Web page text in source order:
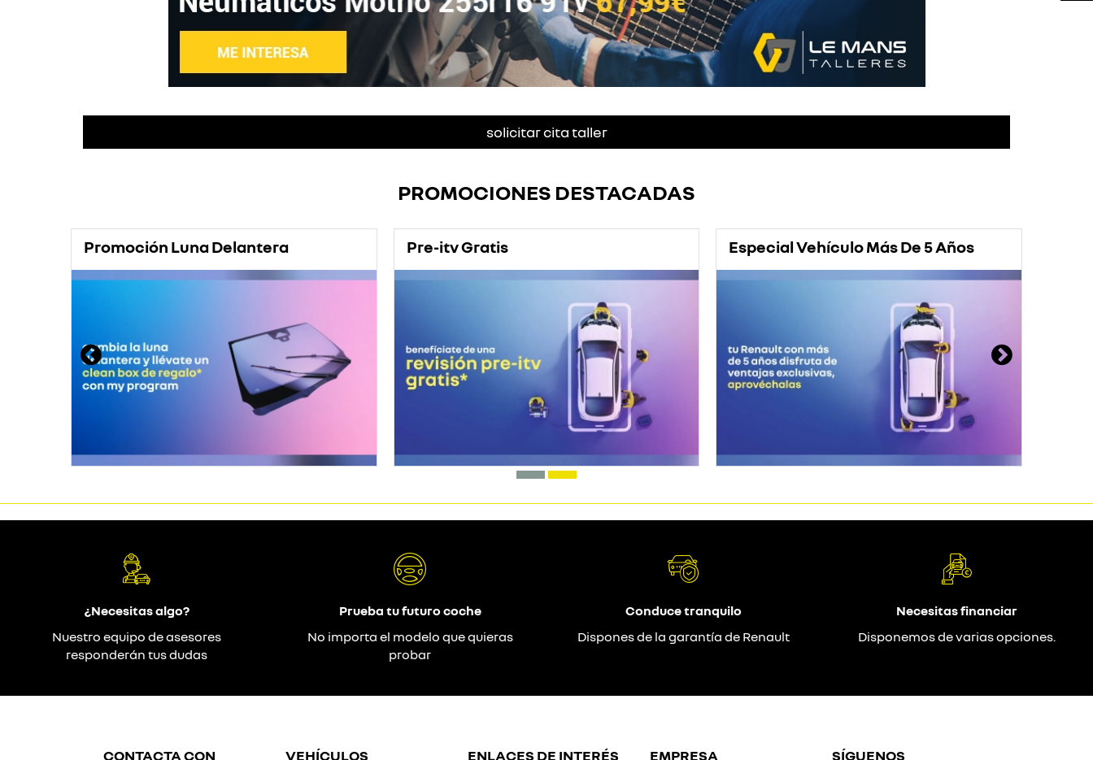
solicitar cita taller
PROMOCIONES DESTACADAS
Promoción Luna Delantera Pre-itv Gratis Especial Vehículo Más De 5 Años
¿Necesitas algo?
Nuestro equipo de asesores
responderán tus dudas
Prueba tu futuro coche
No importa el modelo que quieras
probar
Conduce tranquilo
Dispones de la garantía de Renault
Necesitas financiar
Disponemos de varias opciones.
CONTACTA CON VEHÍCULOS ENLACES DE INTERÉS EMPRESA SÍGUENOS